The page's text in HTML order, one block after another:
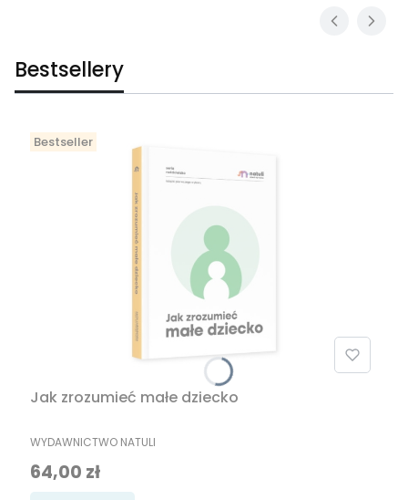
Bestsellery
Bestseller
Jak zrozumieć małe dziecko
PRODUCENT
WYDAWNICTWO NATULI
Cena
64,00 zł